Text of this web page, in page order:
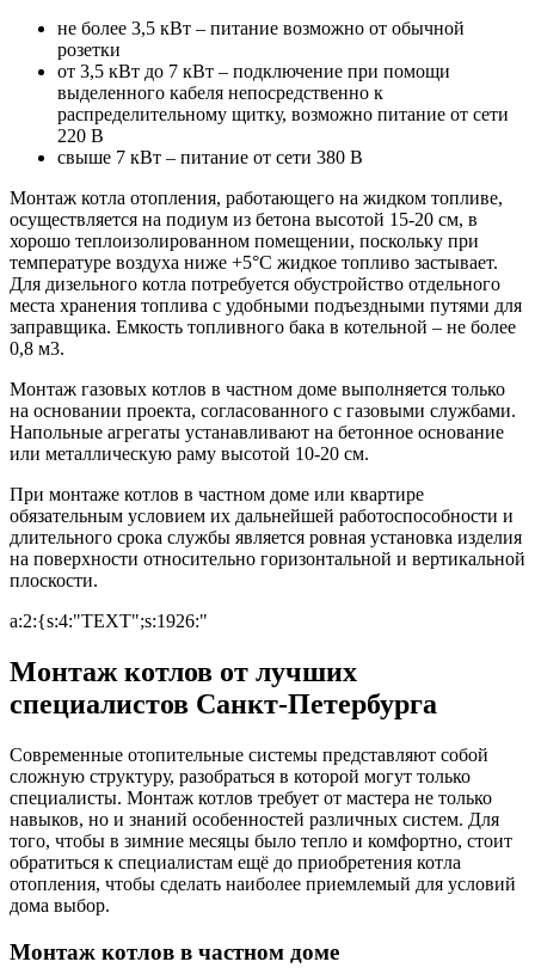
не более 3,5 кВт – питание возможно от обычной
розетки
от 3,5 кВт до 7 кВт – подключение при помощи
выделенного кабеля непосредственно к
распределительному щитку, возможно питание от сети
220 В
свыше 7 кВт – питание от сети 380 В
Монтаж котла отопления, работающего на жидком топливе,
осуществляется на подиум из бетона высотой 15-20 см, в
хорошо теплоизолированном помещении, поскольку при
температуре воздуха ниже +5°С жидкое топливо застывает.
Для дизельного котла потребуется обустройство отдельного
места хранения топлива с удобными подъездными путями для
заправщика. Емкость топливного бака в котельной – не более
0,8 м3.
Монтаж газовых котлов в частном доме выполняется только
на основании проекта, согласованного с газовыми службами.
Напольные агрегаты устанавливают на бетонное основание
или металлическую раму высотой 10-20 см.
При монтаже котлов в частном доме или квартире
обязательным условием их дальнейшей работоспособности и
длительного срока службы является ровная установка изделия
на поверхности относительно горизонтальной и вертикальной
плоскости.
a:2:{s:4:"TEXT";s:1926:"
Монтаж котлов от лучших
специалистов Санкт-Петербурга
Современные отопительные системы представляют собой
сложную структуру, разобраться в которой могут только
специалисты. Монтаж котлов требует от мастера не только
навыков, но и знаний особенностей различных систем. Для
того, чтобы в зимние месяцы было тепло и комфортно, стоит
обратиться к специалистам ещё до приобретения котла
отопления, чтобы сделать наиболее приемлемый для условий
дома выбор.
Монтаж котлов в частном доме